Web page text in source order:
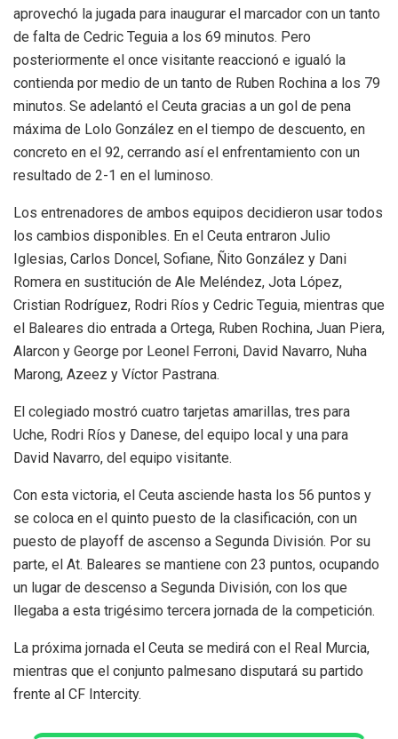
aprovechó la jugada para inaugurar el marcador con un tanto
de falta de Cedric Teguia a los 69 minutos. Pero
posteriormente el once visitante reaccionó e igualó la
contienda por medio de un tanto de Ruben Rochina a los 79
minutos. Se adelantó el Ceuta gracias a un gol de pena
máxima de Lolo González en el tiempo de descuento, en
concreto en el 92, cerrando así el enfrentamiento con un
resultado de 2-1 en el luminoso.
Los entrenadores de ambos equipos decidieron usar todos
los cambios disponibles. En el Ceuta entraron Julio
Iglesias, Carlos Doncel, Sofiane, Ñito González y Dani
Romera en sustitución de Ale Meléndez, Jota López,
Cristian Rodríguez, Rodri Ríos y Cedric Teguia, mientras que
el Baleares dio entrada a Ortega, Ruben Rochina, Juan Piera,
Alarcon y George por Leonel Ferroni, David Navarro, Nuha
Marong, Azeez y Víctor Pastrana.
El colegiado mostró cuatro tarjetas amarillas, tres para
Uche, Rodri Ríos y Danese, del equipo local y una para
David Navarro, del equipo visitante.
Con esta victoria, el Ceuta asciende hasta los 56 puntos y
se coloca en el quinto puesto de la clasificación, con un
puesto de playoff de ascenso a Segunda División. Por su
parte, el At. Baleares se mantiene con 23 puntos, ocupando
un lugar de descenso a Segunda División, con los que
llegaba a esta trigésimo tercera jornada de la competición.
La próxima jornada el Ceuta se medirá con el Real Murcia,
mientras que el conjunto palmesano disputará su partido
frente al CF Intercity.